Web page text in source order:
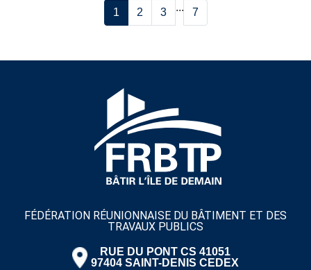
1 2 3 ... 7
FÉDÉRATION RÉUNIONNAISE DU BÂTIMENT ET DES
TRAVAUX PUBLICS
RUE DU PONT CS 41051
97404 SAINT-DENIS CEDEX